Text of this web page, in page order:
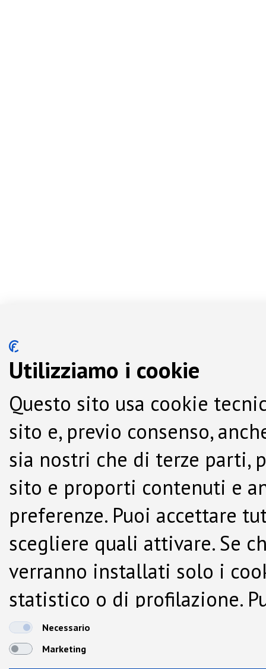
Utilizziamo i cookie
Questo sito usa cookie
sito e, previo consenso,
sia nostri che di terze parti,
sito e proporti contenuti e
preferenze. Puoi accettare
scegliere quali attivare. Se
verranno installati solo i
statistico o di profilazione.
dalla Cookie Policy.
Necessario
Marketing